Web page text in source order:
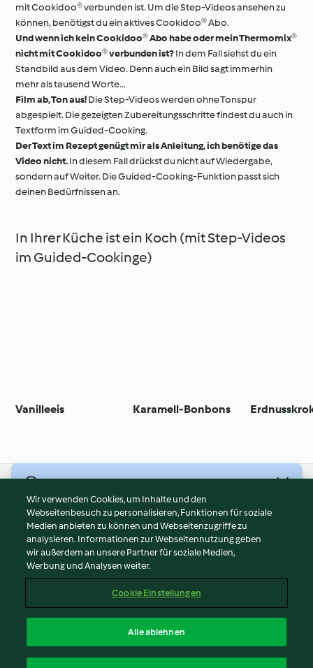
mit Cookidoo® verbunden ist. Um die Step-Videos ansehen zu
können, benötigst du ein aktives Cookidoo® Abo.
Und wenn ich kein Cookidoo® Abo habe oder mein Thermomix®
nicht mit Cookidoo® verbunden ist?In dem Fall siehst du ein
Standbild aus dem Video. Denn auch ein Bild sagt immerhin
mehr als tausend Worte…
Film ab, Ton aus!Die Step-Videos werden ohne Tonspur
abgespielt. Die gezeigten Zubereitungsschritte findest du auch in
Textform im Guided-Cooking.
Der Text im Rezept genügt mir als Anleitung, ich benötige das
Video nicht.In diesem Fall drückst du nicht auf Wiedergabe,
sondern auf Weiter. Die Guided-Cooking-Funktion passt sich
deinen Bedürfnissen an.
In Ihrer Küche ist ein Koch (mit Step-Videos
im Guided-Cookinge)
Vanilleeis Karamell-Bonbons
Nutzungsbedingungen
Datenschutzrichtlinien
Disclaimer
Impressum
Bericht Inhalt
Erklärung zur Barrierefreiheit
Wir verwenden Cookies, um Inhalte und den
Webseitenbesuch zu personalisieren, Funktionen für soziale
Medien anbieten zu können und Webseitenzugriffe zu
analysieren. Informationen zur Webseitennutzung geben
wir außerdem an unsere Partner für soziale Medien,
Werbung und Analysen weiter.
Cookie Einstellungen
Alle ablehnen